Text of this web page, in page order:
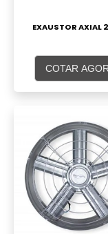
EXAUSTOR AXIAL
COTAR